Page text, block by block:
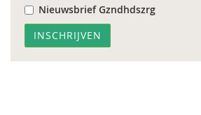
Nieuwsbrief Gzndhdszrg